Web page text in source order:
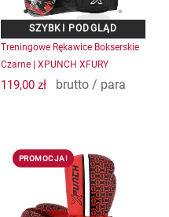
Treningowe Rękawice Bokserskie
Czarne | XPUNCH XFURY
119,00 zł brutto / para
można
wybrać
na
PROMOCJA!
cena
wynosiła:
119,00 zł.
cena
wynosi:
89,99 zł.
produkt
wariantów.